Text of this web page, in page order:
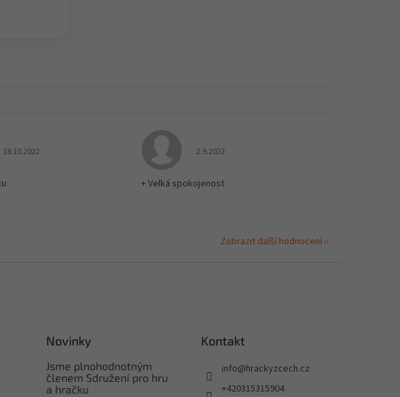
Hodnocení obchodu je 5 z 5 hvězdiček.
18.10.2022 Hodnocení obchodu je 5 z 5 hvězdiček.
2.9.2022
+ Velká spokojenost
Zobrazit další hodnocení
Novinky
Jsme plnohodnotným
členem Sdružení pro hru
a hračku
Kontakt
info@hrackyzcech.cz
+420315315904